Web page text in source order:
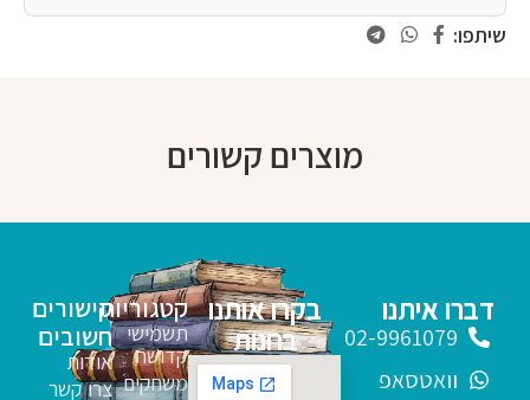
שיתפו:
מוצרים קשורים
קטגוריות
תשמישי
קדושה
משחקים
קישורים
חשובים
אודות
צרו קשר
דברו איתנו
02-9961079
וואטסאפ
בקרו אותנו
בחנות